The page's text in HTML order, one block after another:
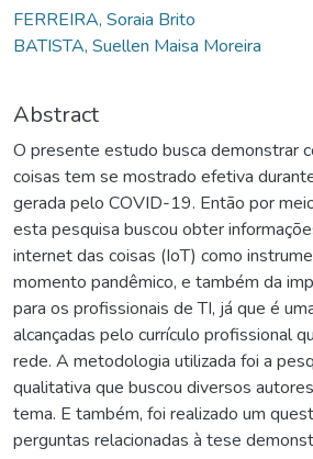
FERREIRA, Soraia Brito
BATISTA, Suellen Maisa Moreira
Abstract
O presente estudo busca demonstrar
coisas tem se mostrado efetiva
gerada pelo COVID-19. Então por
esta pesquisa buscou obter
internet das coisas (IoT) como
momento pandêmico, e também da
para os profissionais de TI, já que é
alcançadas pelo currículo profissional
rede. A metodologia utilizada foi a
qualitativa que buscou diversos
tema. E também, foi realizado um
perguntas relacionadas à tese